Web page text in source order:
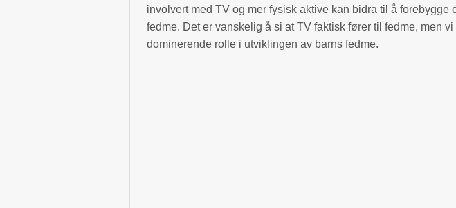
involvert med TV og mer fysisk aktive kan bidra til å forebygge
fedme. Det er vanskelig å si at TV faktisk fører til fedme, men
dominerende rolle i utviklingen av barns fedme.